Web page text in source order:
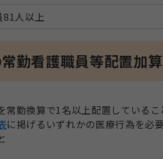
81人以上
勤看護職員等配置加算
常勤換算で1名以上配置しているこ
に掲げるいずれかの医療行為を必